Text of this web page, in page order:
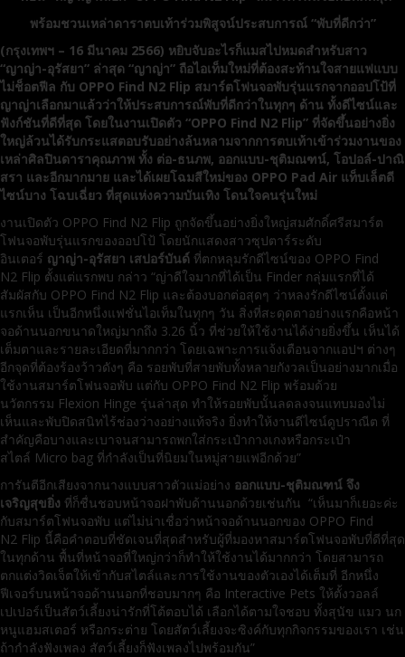
พร้อมชวนเหล่าดาราตบเท้าร่วมพิสูจน์ประสบการณ์ “พับที่ดีกว่า”
(กรุงเทพฯ – 16 มีนาคม 2566) หยิบจับอะไรก็แมสไปหมดสำหรับสาว
“ญาญ่า-อุรัสยา” ล่าสุด “ญาญ่า” ถือไอเท็มใหม่ที่ต้องสะท้านใจสายแฟแบบ
ไม่ช็อตฟีล กับ OPPO Find N2 Flip สมาร์ตโฟนจอพับรุ่นแรกจากออปโป้ที่
ญาญ่าเลือกมาแล้วว่าให้ประสบการณ์พับที่ดีกว่าในทุกๆ ด้าน ทั้งดีไซน์และ
ฟังก์ชันที่ดีที่สุด โดยในงานเปิดตัว “OPPO Find N2 Flip” ที่จัดขึ้นอย่างยิ่ง
ใหญ่ล้วนได้รับกระแสตอบรับอย่างล้นหลามจากการตบเท้าเข้าร่วมงานของ
เหล่าศิลปินดาราคุณภาพ ทั้ง ต่อ-ธนภพ, ออกแบบ-ชุติมณฑน์, โอปอล์-ปาณิ
สรา และอีกมากมาย และได้เผยโฉมสีใหม่ของ OPPO Pad Air แท็บเล็ตดี
ไซน์บาง โฉบเฉี่ยว ที่สุดแห่งความบันเทิง โดนใจคนรุ่นใหม่
งานเปิดตัว OPPO Find N2 Flip ถูกจัดขึ้นอย่างยิ่งใหญ่สมศักดิ์ศรีสมาร์ต
โฟนจอพับรุ่นแรกของออปโป้ โดยนักแสดงสาวซุปตาร์ระดับ
อินเตอร์ ญาญ่า-อุรัสยา เสปอร์บันด์ ที่ตกหลุมรักดีไซน์ของ OPPO Find
N2 Flip ตั้งแต่แรกพบ กล่าว “ญ่าดีใจมากที่ได้เป็น Finder กลุ่มแรกที่ได้
สัมผัสกับ OPPO Find N2 Flip และต้องบอกต่อสุดๆ ว่าหลงรักดีไซน์ตั้งแต่
แรกเห็น เป็นอีกหนึ่งแฟชั่นไอเท็มในทุกๆ วัน สิ่งที่สะดุดตาอย่างแรกคือหน้า
จอด้านนอกขนาดใหญ่มากถึง 3.26 นิ้ว ที่ช่วยให้ใช้งานได้ง่ายยิ่งขึ้น เห็นได้
เต็มตาและรายละเอียดที่มากกว่า โดยเฉพาะการแจ้งเตือนจากแอปฯ ต่างๆ
อีกจุดที่ต้องร้องว้าวดังๆ คือ รอยพับที่สายพับทั้งหลายกังวลเป็นอย่างมากเมื่อ
ใช้งานสมาร์ตโฟนจอพับ แต่กับ OPPO Find N2 Flip พร้อมด้วย
นวัตกรรม Flexion Hinge รุ่นล่าสุด ทำให้รอยพับนั้นลดลงจนแทบมองไม่
เห็นและพับปิดสนิทไร้ช่องว่างอย่างแท้จริง ยิ่งทำให้งานดีไซน์ดูปราณีต ที่
สำคัญคือบางและเบาจนสามารถพกใส่กระเป๋ากางเกงหรือกระเป๋า
สไตล์ Micro bag ที่กำลังเป็นที่นิยมในหมู่สายแฟอีกด้วย”
การันตีอีกเสียงจากนางแบบสาวตัวแม่อย่าง ออกแบบ-ชุติมณฑน์ จึง
เจริญสุขยิ่ง ที่ก็ชื่นชอบหน้าจอฝาพับด้านนอกด้วยเช่นกัน “เห็นมาก็เยอะค่ะ
กับสมาร์ตโฟนจอพับ แต่ไม่น่าเชื่อว่าหน้าจอด้านนอกของ OPPO Find
N2 Flip นี้คือคำตอบที่ชัดเจนที่สุดสำหรับผู้ที่มองหาสมาร์ตโฟนจอพับที่ดีที่สุด
ในทุกด้าน พื้นที่หน้าจอที่ใหญ่กว่าก็ทำให้ใช้งานได้มากกว่า โดยสามารถ
ตกแต่งวิดเจ็ตให้เข้ากับสไตล์และการใช้งานของตัวเองได้เต็มที่ อีกหนึ่ง
ฟีเจอร์บนหน้าจอด้านนอกที่ชอบมากๆ คือ Interactive Pets ให้ตั้งวอลล์
เปเปอร์เป็นสัตว์เลี้ยงน่ารักที่โต้ตอบได้ เลือกได้ตามใจชอบ ทั้งสุนัข แมว นก
หนูแฮมสเตอร์ หรือกระต่าย โดยสัตว์เลี้ยงจะซิงค์กับทุกกิจกรรมของเรา เช่น
ถ้ากำลังฟังเพลง สัตว์เลี้ยงก็ฟังเพลงไปพร้อมกัน”